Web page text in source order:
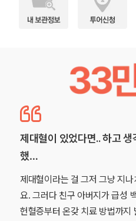
제대혈이 있었다면.. 하고 생
했…
제대혈이라는 걸 그저 그냥 지나
요. 그러다 친구 아버지가 급성
헌혈증부터 온갖 치료 방법까지